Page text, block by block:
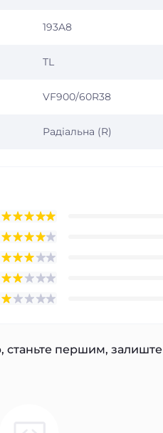
193A8
TL
VF900/60R38
Радіальна (R)
станьте першим, залиште